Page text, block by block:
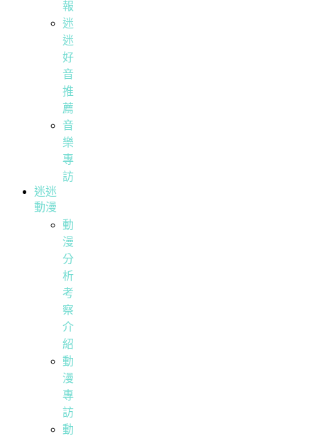
報
迷
迷
好
音
推
薦
音
樂
專
訪
迷迷
動漫
動
漫
分
析
考
察
介
紹
動
漫
專
訪
動